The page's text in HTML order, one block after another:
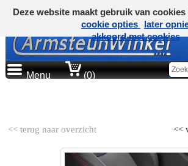
Menu (0)
<< terug naar overzicht <<
Deze website maakt gebruik van cookies
cookie opties
later
akkoord met cookies